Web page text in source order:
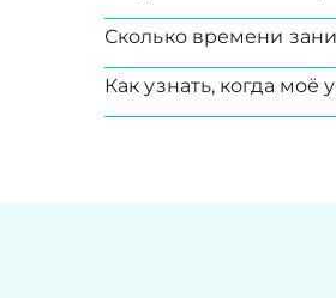
Сколько времени
Как узнать, когда моё